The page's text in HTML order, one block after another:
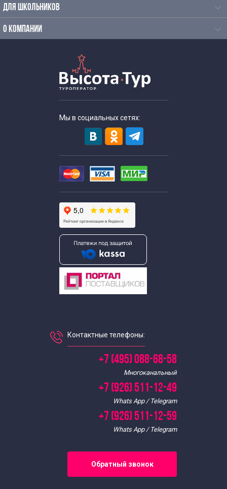
Экскурсии для школьников в необычные музеи
Экскурсии для школьников начальных классов
Экскурсии в музеи для школьников начальных классов
Москве
Однодневные экскурсии для школьников
Осенние экскурсии для школьников
Экскурсии для школьников по информатике
Познавательные экскурсии для школьников
Тематические экскурсии для школьников
Весенние экскурсии для школьников
Экскурсии выходного дня для школьников
ДЛЯ ШКОЛЬНИКОВ
О КОМПАНИИ
Мы в социальных сетях:
Контактные телефоны:
+7 (495) 088-68-58
Многоканальный
+7 (926) 511-12-49
Whats App / Telegram
+7 (926) 511-12-59
Whats App / Telegram
Обратный звонок